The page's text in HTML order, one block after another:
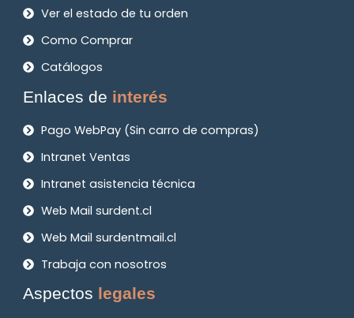
Ver el estado de tu orden
Como Comprar
Catálogos
Enlaces de interés
Pago WebPay (Sin carro de compras)
Intranet Ventas
Intranet asistencia técnica
Web Mail surdent.cl
Web Mail surdentmail.cl
Trabaja con nosotros
Aspectos legales